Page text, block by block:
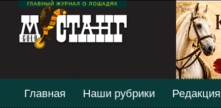
ГЛАВНЫЙ ЖУРНАЛ О ЛОШАДЯХ
Главная Наши рубрики Редакция